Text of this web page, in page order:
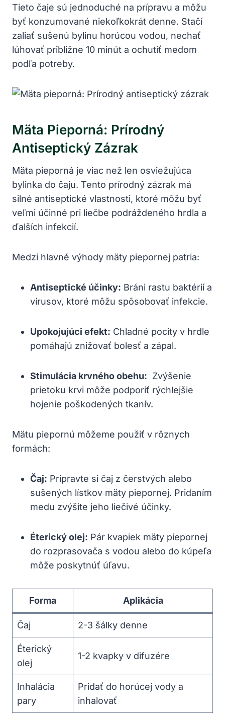
Tieto čaje sú jednoduché na prípravu a môžu
byť konzumované niekoľkokrát denne. Stačí⁤
zaliať ⁣sušenú bylinu horúcou‌ vodou,⁤ nechať
lúhovať približne 10 minút a ochutiť medom
⁤podľa ‍potreby.
Mäta Pieporná: Prírodný
Antiseptický ‍zázrak
Mäta pieporná je viac než len osviežujúca
bylinka do čaju.⁣ Tento prírodný zázrak má
silné antiseptické vlastnosti, ktoré môžu byť
veľmi ⁣účinné⁤ pri liečbe podráždeného ⁢hrdla a
ďalších infekcií.
Medzi hlavné výhody mäty piepornej patria:
Antiseptické účinky: Bráni rastu baktérií a
vírusov, ktoré môžu spôsobovať infekcie.
Upokojujúci efekt: Chladné pocity v⁤ hrdle
pomáhajú​ znižovať bolesť a zápal.
Stimulácia krvného‍ obehu: ​ Zvýšenie
prietoku krvi ​môže podporiť rýchlejšie
hojenie poškodených tkanív.
Mätu⁣ piepornú môžeme použiť v rôznych
formách:
Čaj: Pripravte si čaj ⁣z čerstvých ​alebo
sušených lístkov mäty piepornej. ⁣Pridaním
medu ⁢zvýšite jeho ⁤liečivé účinky.
Éterický olej: Pár kvapiek mäty piepornej
do​ rozprasovača ⁢s vodou alebo‍ do kúpeľa
môže poskytnúť úľavu.
Forma Aplikácia
Čaj 2-3 šálky denne
Éterický
olej
1-2 kvapky v difuzére
Inhalácia
pary
Pridať do horúcej vody a
inhalovať